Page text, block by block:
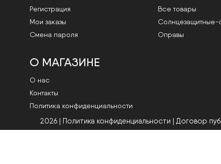
Регистрация
Мои заказы
Смена пароля
Все товары
Cолнцезащитные-
Оправы
О МАГАЗИНЕ
О нас
Контакты
Политика конфиденциальности
2026 | Политика конфиденциальности | Договор